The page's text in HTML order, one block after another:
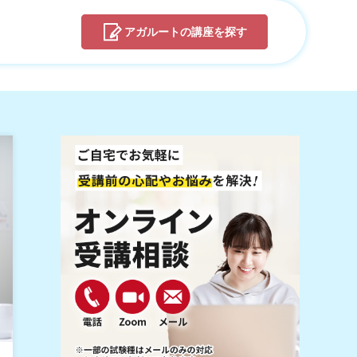
アガルートの講座を探す